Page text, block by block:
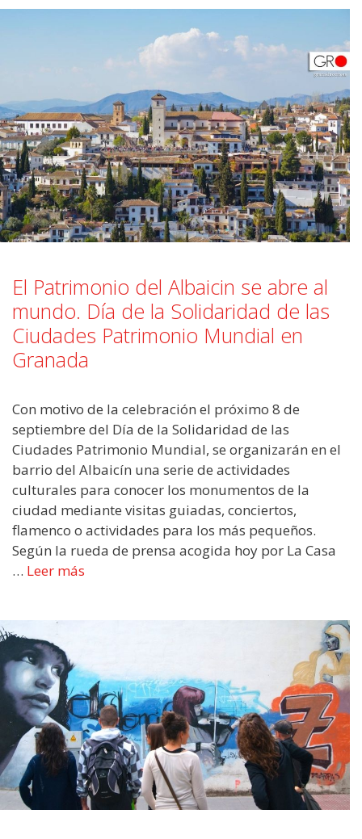
El Patrimonio del Albaicin se abre al
mundo. Día de la Solidaridad de las
Ciudades Patrimonio Mundial en
Granada
Con motivo de la celebración el próximo 8 de
septiembre del Día de la Solidaridad de las
Ciudades Patrimonio Mundial, se organizarán en el
barrio del Albaicín una serie de actividades
culturales para conocer los monumentos de la
ciudad mediante visitas guiadas, conciertos,
flamenco o actividades para los más pequeños.
Según la rueda de prensa acogida hoy por La Casa
… Leer más